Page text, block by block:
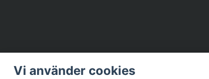
Vi använder cookies